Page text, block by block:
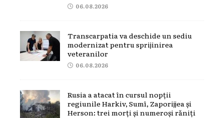
06.08.2026
Transcarpatia va deschide un sediu
modernizat pentru sprijinirea
veteranilor
06.08.2026
Rusia a atacat în cursul nopții
regiunile Harkiv, Sumî, Zaporijjea și
Herson: trei morți și numeroși răniți